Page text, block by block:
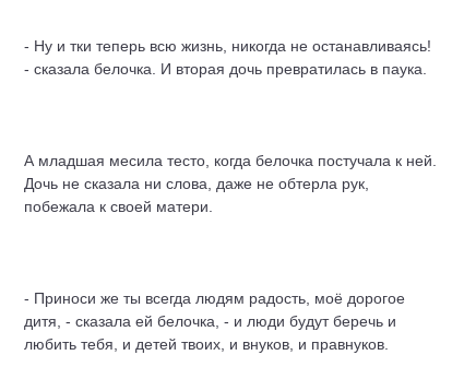
- Ну и тки теперь всю жизнь, никогда не останавливаясь!
- сказала белочка. И вторая дочь превратилась в паука.
А младшая месила тесто, когда белочка постучала к ней.
Дочь не сказала ни слова, даже не обтерла рук,
побежала к своей матери.
- Приноси же ты всегда людям радость, моё дорогое
дитя, - сказала ей белочка, - и люди будут беречь и
любить тебя, и детей твоих, и внуков, и правнуков.